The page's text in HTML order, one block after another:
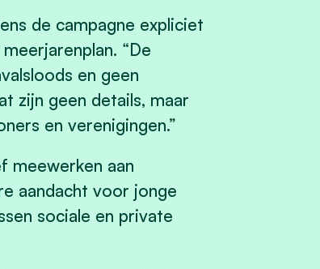
de campagne expliciet
“De
en geen
zijn geen details, maar
en verenigingen.”
meewerken aan
aandacht voor jonge
sociale en private